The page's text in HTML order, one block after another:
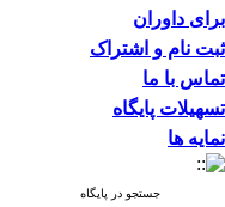
برای داوران
ثبت نام و اشتراک
تماس با ما
تسهیلات پایگاه
نمایه ها
جستجو در پایگاه